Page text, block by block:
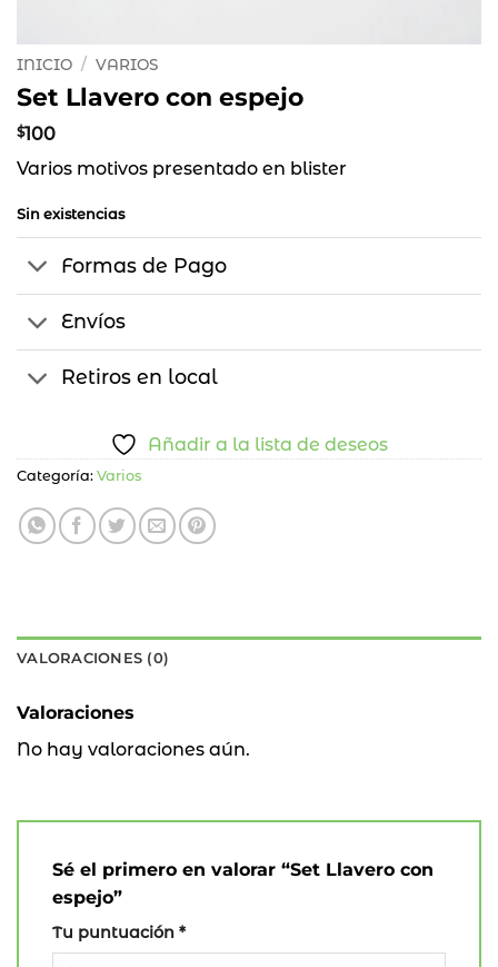
INICIO / VARIOS
Set Llavero con espejo
$100
Varios motivos presentado en blister
Sin existencias
Formas de Pago
Envíos
Retiros en local
Añadir a la lista de deseos
Categoría: Varios
VALORACIONES (0)
Valoraciones
No hay valoraciones aún.
Sé el primero en valorar “Set Llavero con
espejo”
Tu puntuación *